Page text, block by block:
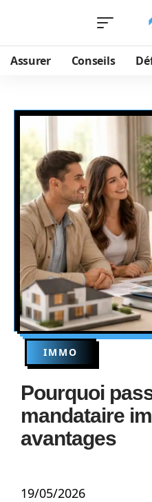
Assurer Conseils
IMMO
Pourquoi
mandataire
avantages
19/05/2026